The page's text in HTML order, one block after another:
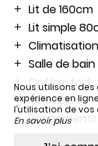
Lit de 160cm
Lit simple
Salle de
Coffre-fort
Télévision
Rangements
Nous utilisons
expérience en
l’utilisation de
En savoir plus